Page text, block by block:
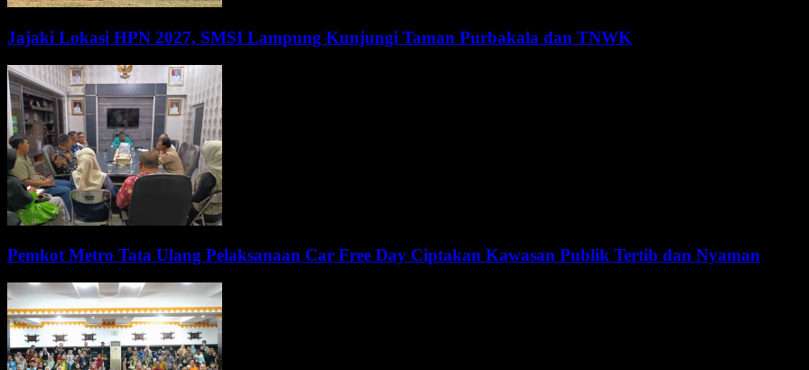
Jajaki Lokasi HPN 2027, SMSI Lampung Kunjungi Taman Purbakala dan TNWK
Pemkot Metro Tata Ulang Pelaksanaan Car Free Day Ciptakan Kawasan Publik Tertib dan Nyaman